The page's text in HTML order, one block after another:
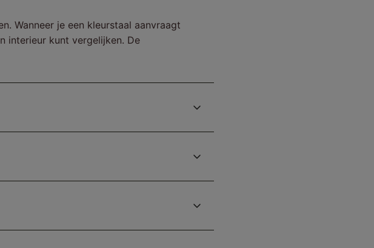
Wanneer je een kleurstaal aanvraagt
interieur kunt vergelijken. De